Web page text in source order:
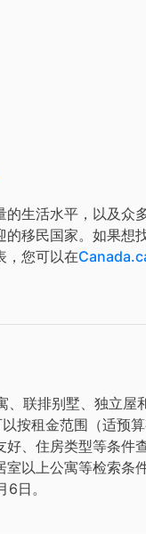
的生活水平，以及众
的移民国家。如果想
，您可以在
、联排别墅、独立屋
按租金范围（适预
好、住房类型等条件
室以上公寓等检索条
日。